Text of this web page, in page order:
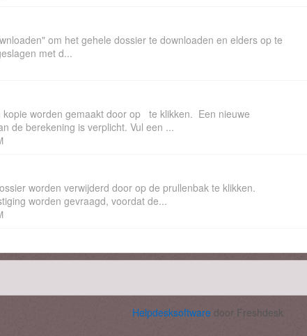
om het gehele dossier te downloaden en elders op te
met d...
kopie worden gemaakt door op te klikken. Een nieuwe
de berekening is verplicht. Vul een ...
worden verwijderd door op de prullenbak te klikken.
worden gevraagd, voordat de...
Helpdesksoftware door Freshdesk